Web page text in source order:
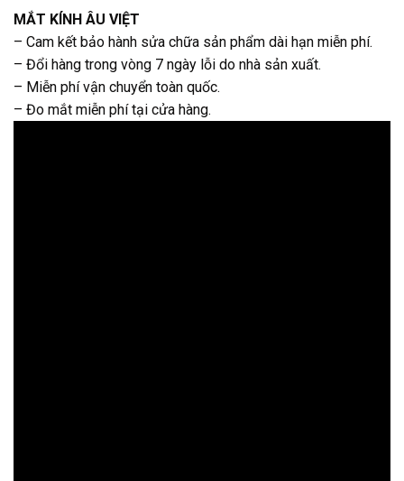
MẮT KÍNH ÂU VIỆT
– Cam kết bảo hành sửa chữa sản phẩm dài hạn miễn phí.
– Đổi hàng trong vòng 7 ngày lỗi do nhà sản xuất.
– Miễn phí vận chuyển toàn quốc.
– Đo mắt miễn phí tại cửa hàng.